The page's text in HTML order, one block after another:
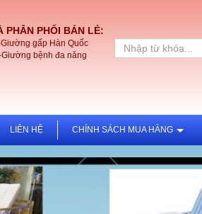
PHÂN PHỐI BÁN LẺ:
gấp Hàn Quốc
Giường bệnh đa năng
LIÊN HỆ CHÍNH SÁCH MUA HÀNG